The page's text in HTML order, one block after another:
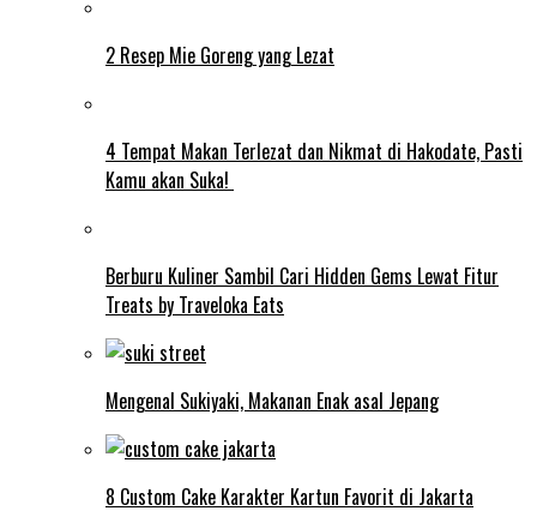
2 Resep Mie Goreng yang Lezat
4 Tempat Makan Terlezat dan Nikmat di Hakodate, Pasti
Kamu akan Suka!
Berburu Kuliner Sambil Cari Hidden Gems Lewat Fitur
Treats by Traveloka Eats
Mengenal Sukiyaki, Makanan Enak asal Jepang
8 Custom Cake Karakter Kartun Favorit di Jakarta